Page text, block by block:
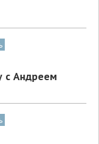
с Андреем